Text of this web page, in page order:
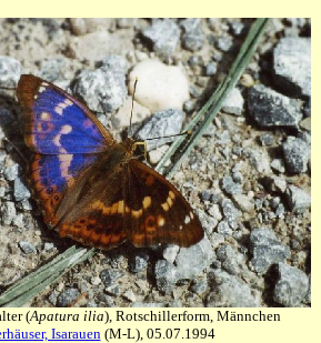
(Apatura ilia), Rotschillerform, Männchen
Isarauen(M-L), 05.07.1994